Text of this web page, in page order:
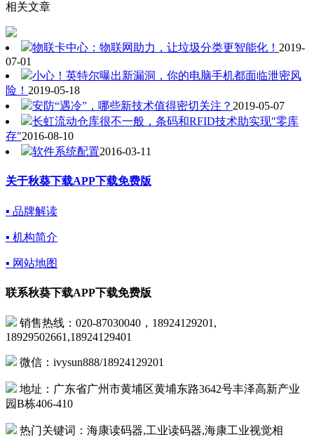
相关文章
物联卡中心：物联网助力，让垃圾分类更智能化！ 2019-
07-01
小心！英特尔曝出新漏洞，你的电脑手机都面临泄密风
险！ 2019-05-18
安防“遇冷”，哪些新技术值得密切关注？ 2019-05-07
长虹流动仓库很不一般，条码和RFID技术助实现"零库
存"2016-08-10
软件系统配置2016-03-11
关于秋葵下载APP下载免费版
▪ 品牌解读
▪ 机构简介
▪ 网站地图
联系秋葵下载APP下载免费版
销售热线：020-87030040，18924129201,
18929502661,18924129401
微信：ivysun888/18924129201
地址：广东省广州市黄埔区黄埔东路3642号丰泽高新产业
园B栋406-410
热门关键词：海康读码器,工业读码器,海康工业视觉相